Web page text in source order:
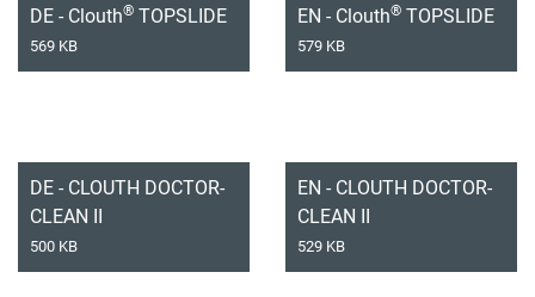
DE - Clouth® TOPSLIDE
569 KB
EN - Clouth® TOPSLIDE
579 KB
DE - CLOUTH DOCTOR-
CLEAN II
500 KB
EN - CLOUTH DOCTOR-
CLEAN II
529 KB